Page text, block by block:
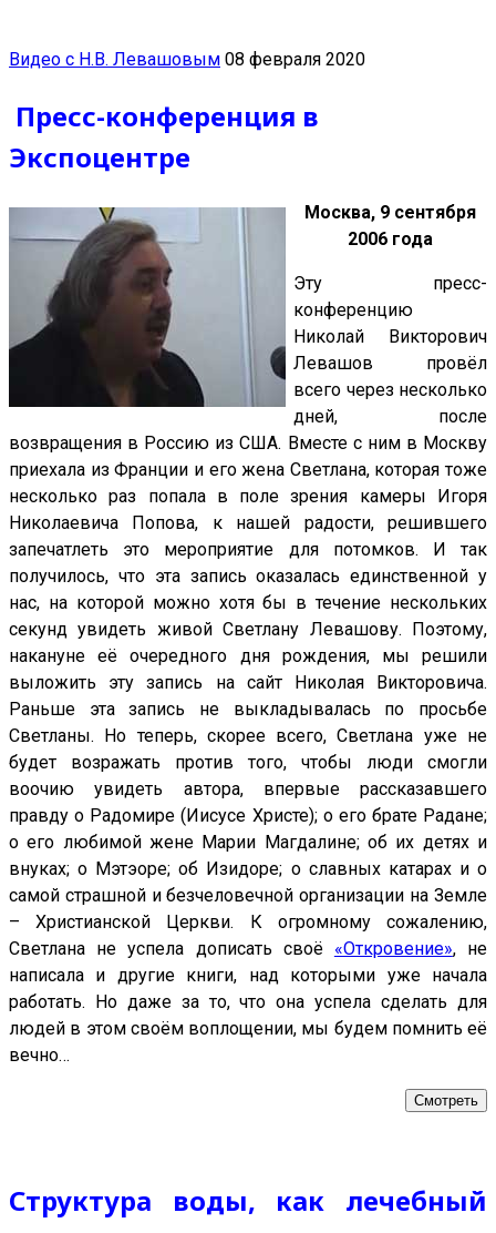
Видео с Н.В. Левашовым 08 февраля 2020
Пресс-конференция в
Экспоцентре
Москва, 9 сентября
2006 года
Эту пресс-
конференцию
Николай Викторович
Левашов провёл
всего через несколько
дней, после
возвращения в Россию из США. Вместе с ним в Москву
приехала из Франции и его жена Светлана, которая тоже
несколько раз попала в поле зрения камеры Игоря
Николаевича Попова, к нашей радости, решившего
запечатлеть это мероприятие для потомков. И так
получилось, что эта запись оказалась единственной у
нас, на которой можно хотя бы в течение нескольких
секунд увидеть живой Светлану Левашову. Поэтому,
накануне её очередного дня рождения, мы решили
выложить эту запись на сайт Николая Викторовича.
Раньше эта запись не выкладывалась по просьбе
Светланы. Но теперь, скорее всего, Светлана уже не
будет возражать против того, чтобы люди смогли
воочию увидеть автора, впервые рассказавшего
правду о Радомире (Иисусе Христе); о его брате Радане;
о его любимой жене Марии Магдалине; об их детях и
внуках; о Мэтэоре; об Изидоре; о славных катарах и о
самой страшной и безчеловечной организации на Земле
– Христианской Церкви. К огромному сожалению,
Светлана не успела дописать своё «Откровение», не
написала и другие книги, над которыми уже начала
работать. Но даже за то, что она успела сделать для
людей в этом своём воплощении, мы будем помнить её
вечно…
Смотреть
Структура воды, как лечебный